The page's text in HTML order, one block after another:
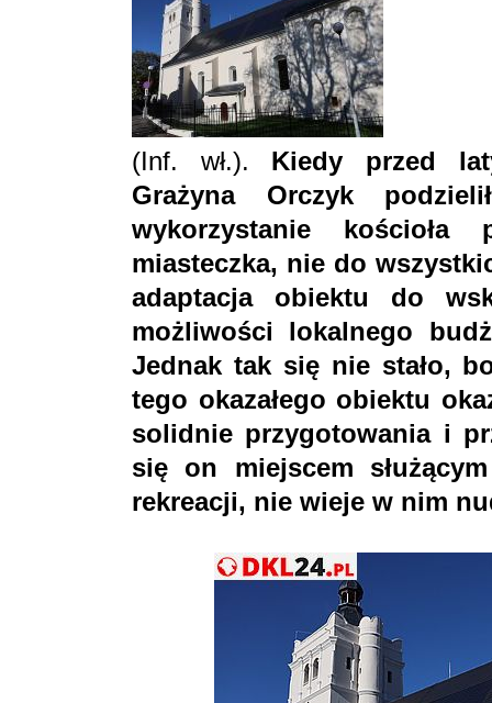
(Inf. wł.). Kiedy przed
Grażyna Orczyk
wykorzystanie kościoła
miasteczka, nie do
adaptacja obiektu do
możliwości lokalnego
Jednak tak się nie stało,
tego okazałego obiektu
solidnie przygotowania i
się on miejscem
rekreacji, nie wieje w nim